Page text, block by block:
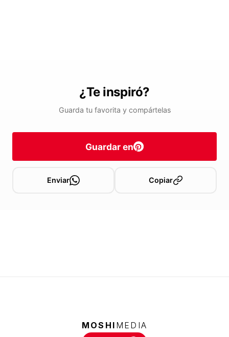
¿Te inspiró?
Guarda tu favorita y compártelas
Guardar en
Enviar Copiar
MOSHI MEDIA